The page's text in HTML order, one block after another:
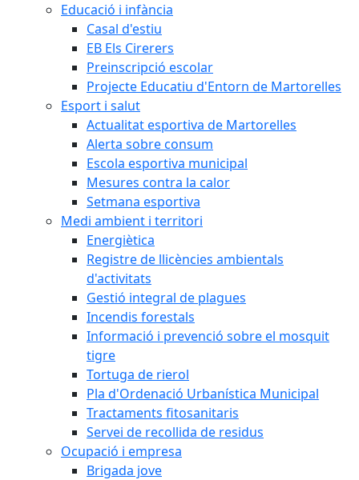
Educació i infància
Casal d'estiu
EB Els Cirerers
Preinscripció escolar
Projecte Educatiu d'Entorn de Martorelles
Esport i salut
Actualitat esportiva de Martorelles
Alerta sobre consum
Escola esportiva municipal
Mesures contra la calor
Setmana esportiva
Medi ambient i territori
Energiètica
Registre de llicències ambientals
d'activitats
Gestió integral de plagues
Incendis forestals
Informació i prevenció sobre el mosquit
tigre
Tortuga de rierol
Pla d'Ordenació Urbanística Municipal
Tractaments fitosanitaris
Servei de recollida de residus
Ocupació i empresa
Brigada jove